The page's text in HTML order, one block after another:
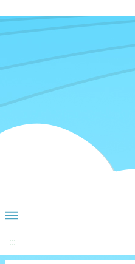
:::